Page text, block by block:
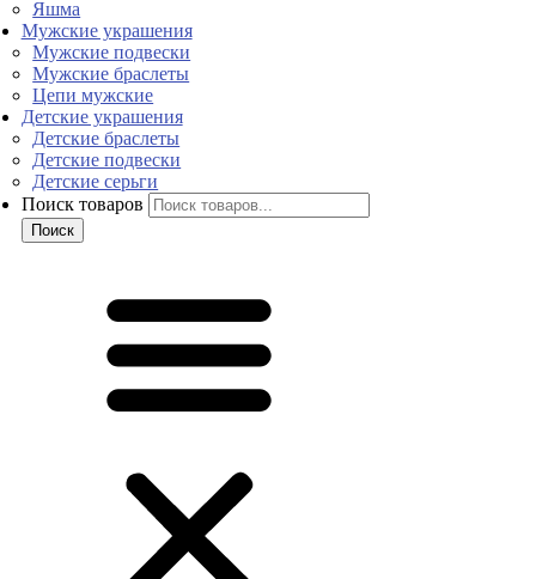
Яшма
Мужские украшения
Мужские подвески
Мужские браслеты
Цепи мужские
Детские украшения
Детские браслеты
Детские подвески
Детские серьги
Поиск товаров
Поиск